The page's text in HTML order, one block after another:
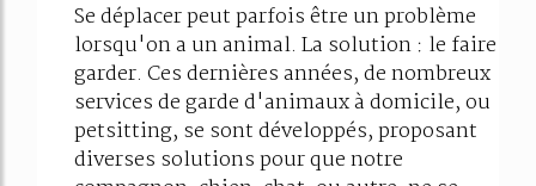
Se déplacer peut parfois être un problème
lorsqu'on a un animal. La solution : le faire
garder. Ces dernières années, de nombreux
services de garde d'animaux à domicile, ou
petsitting, se sont développés, proposant
diverses solutions pour que notre